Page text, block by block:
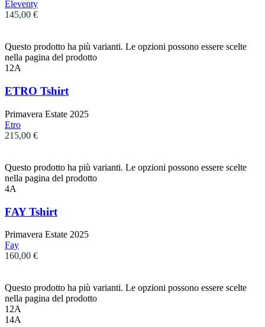
Eleventy
145,00 €
Questo prodotto ha più varianti. Le opzioni possono essere scelte
nella pagina del prodotto
12A
ETRO Tshirt
Primavera Estate 2025
Etro
215,00 €
Questo prodotto ha più varianti. Le opzioni possono essere scelte
nella pagina del prodotto
4A
FAY Tshirt
Primavera Estate 2025
Fay
160,00 €
Questo prodotto ha più varianti. Le opzioni possono essere scelte
nella pagina del prodotto
12A
14A